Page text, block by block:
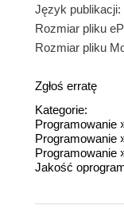
Język publikacji:
Rozmiar pliku
Rozmiar pliku
Zgłoś erratę
Kategorie:
Programowanie
Programowanie
Programowanie
Jakość